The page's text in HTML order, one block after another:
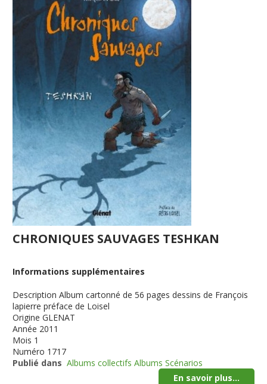
CHRONIQUES SAUVAGES TESHKAN
Informations supplémentaires
Description Album cartonné de 56 pages dessins de François
lapierre préface de Loisel
Origine GLENAT
Année 2011
Mois 1
Numéro 1717
Publié dans Albums collectifs Albums Scénarios
En savoir plus...